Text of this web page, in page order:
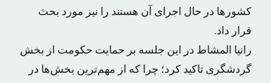
کشورها در حال اجرای آن هستند را نیز مورد بحث
قرار داد.
رانیا المشاط در این جلسه بر حمایت حکومت از بخش
گردشگری تاکید کرد؛ چرا که از مهم‌ترین بخش‌ها در